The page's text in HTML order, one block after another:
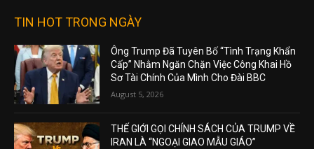
TIN HOT TRONG NGÀY
Ông Trump Đã Tuyên Bố “Tình Trạng Khẩn
Cấp” Nhằm Ngăn Chặn Việc Công Khai Hồ
Sơ Tài Chính Của Mình Cho Đài BBC
August 5, 2026
THẾ GIỚI GỌI CHÍNH SÁCH CỦA TRUMP VỀ
IRAN LÀ “NGOẠI GIAO MẪU GIÁO”